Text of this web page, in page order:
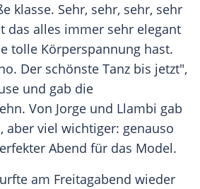
klasse. Sehr, sehr, sehr, sehr
das alles immer sehr elegant
tolle Körperspannung hast.
Der schönste Tanz bis jetzt",
und gab die
Von Jorge und Llambi gab
aber viel wichtiger: genauso
Abend für das Model.
am Freitagabend wieder